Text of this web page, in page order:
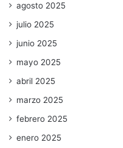
agosto 2025
julio 2025
junio 2025
mayo 2025
abril 2025
marzo 2025
febrero 2025
enero 2025